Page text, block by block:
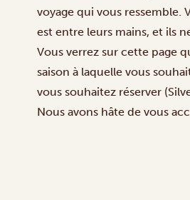
voyage qui vous ressemble.
est entre leurs mains, et ils
Vous verrez sur cette page
saison à laquelle vous
vous souhaitez réserver
Nous avons hâte de vous